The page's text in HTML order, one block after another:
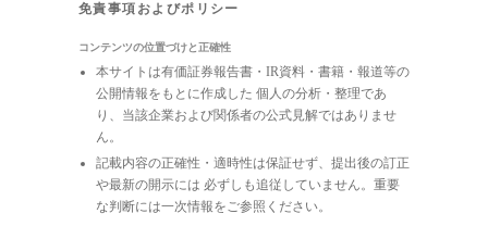
免責事項およびポリシー
コンテンツの位置づけと正確性
本サイトは有価証券報告書・IR資料・書籍・報道等の
公開情報をもとに作成した 個人の分析・整理であ
り、当該企業および関係者の公式見解ではありませ
ん。
記載内容の正確性・適時性は保証せず、提出後の訂正
や最新の開示には 必ずしも追従していません。重要
な判断には一次情報をご参照ください。